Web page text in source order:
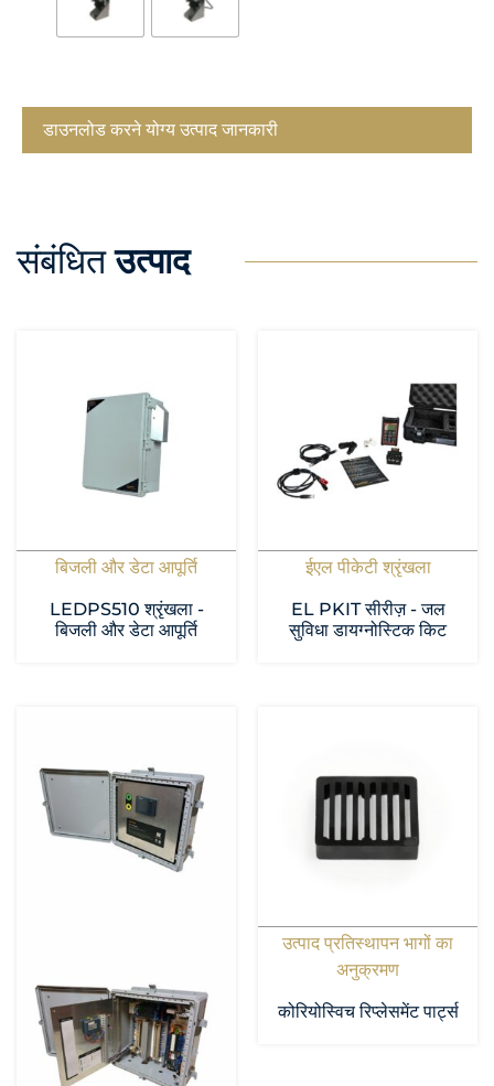
डाउनलोड करने योग्य उत्पाद जानकारी
संबंधितउत्पाद
बिजली और डेटा आपूर्ति
LEDPS510 श्रृंखला -
बिजली और डेटा आपूर्ति
ईएल पीकेटी श्रृंखला
EL PKIT सीरीज़ - जल
सुविधा डायग्नोस्टिक किट
उत्पाद प्रतिस्थापन भागों का
अनुक्रमण
कोरियोस्विच रिप्लेसमेंट पार्ट्स